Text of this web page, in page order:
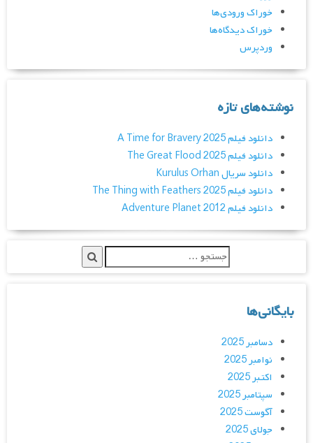
خوراک ورودی‌ها
خوراک دیدگاه‌ها
وردپرس
نوشته‌های تازه
دانلود فیلم A Time for Bravery 2025
دانلود فیلم The Great Flood 2025
دانلود سریال Kurulus Orhan
دانلود فیلم The Thing with Feathers 2025
دانلود فیلم Adventure Planet 2012
بایگانی‌ها
دسامبر 2025
نوامبر 2025
اکتبر 2025
سپتامبر 2025
آگوست 2025
جولای 2025